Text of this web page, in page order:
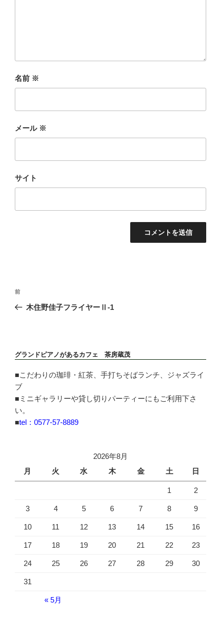
名前 ※
メール ※
サイト
稿
ナ
シ
ン
前
の
前
木住野佳子フライヤーⅡ-1
グランドピアノがあるカフェ 茶房蔵茂
■こだわりの珈琲・紅茶、手打ちそばランチ、ジャズライ
ブ
■ミニギャラリーや貸し切りパーティーにもご利用下さ
い。
■tel：0577-57-8889
2026年8月
月
火 水 木 金 土 日
1 2
3 4 5 6 7 8 9
10 11 12 13 14 15 16
17 18 19 20 21 22 23
24 25 26 27 28 29 30
31
« 5月